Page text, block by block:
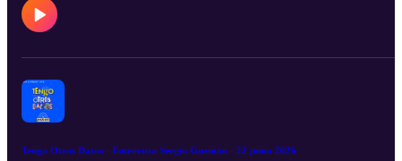
Tengo Otros Datos - Entrevista Sergio Guzmán - 22 junio 2026